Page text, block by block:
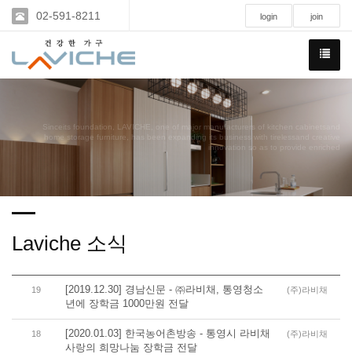
02-591-8211 login join
Sinceits foundation, LAVICHE, one of major manufacturers of kitchen cabinetsand
home storage furniture, has been expanding its business with tirelessand creative
innovation so as to provide enriched
Laviche 소식
19
[2019.12.30] 경남신문 - ㈜라비채, 통영청소
년에 장학금 1000만원 전달
(주)라비채
18
[2020.01.03] 한국농어촌방송 - 통영시 라비채
사랑의 희망나눔 장학금 전달
(주)라비채